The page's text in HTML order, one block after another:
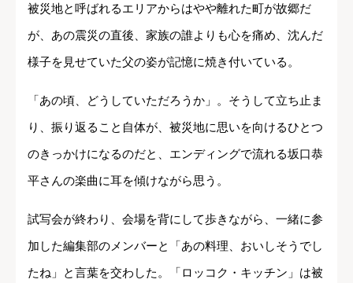
被災地と呼ばれるエリアからはやや離れた町が故郷だ
が、あの震災の直後、家族の誰よりも心を痛め、沈んだ
様子を見せていた父の姿が記憶に焼き付いている。
「あの頃、どうしていただろうか」。そうして立ち止ま
り、振り返ること自体が、被災地に思いを向けるひとつ
のきっかけになるのだと、エンディングで流れる坂口恭
平さんの楽曲に耳を傾けながら思う。
試写会が終わり、会場を背にして歩きながら、一緒に参
加した編集部のメンバーと「あの料理、おいしそうでし
たね」と言葉を交わした。「ロッコク・キッチン」は被